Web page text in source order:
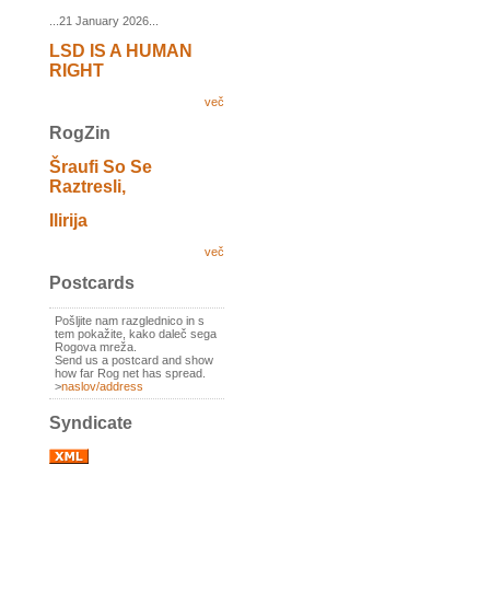
...21 January 2026...
LSD IS A HUMAN
RIGHT
več
RogZin
Šraufi So Se
Raztresli,
Ilirija
več
Postcards
Pošljite nam razglednico in s
tem pokažite, kako daleč sega
Rogova mreža.
Send us a postcard and show
how far Rog net has spread.
>naslov/address
Syndicate